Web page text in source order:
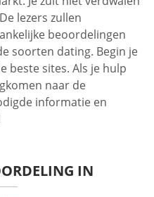
lezers zullen
beoordelingen
soorten dating. Begin je
beste sites. Als je hulp
naar de
informatie en
IN